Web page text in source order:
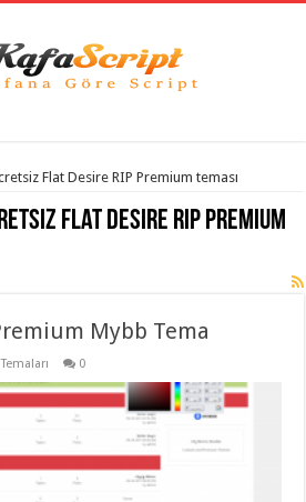
Flat Desire RIP Premium teması
Flat Desire RIP Premium
Mybb Tema
0